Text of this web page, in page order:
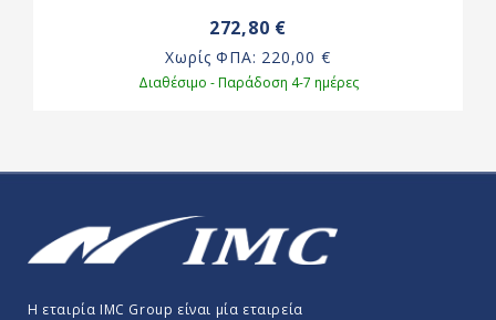
272,80 €
Χωρίς ΦΠΑ: 220,00 €
Διαθέσιμο - Παράδοση 4-7 ημέρες
Η εταιρία IMC Group είναι μία εταιρεία